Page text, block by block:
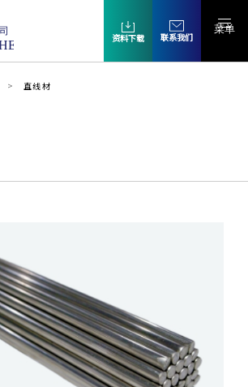
资料下载 联系我们
菜单
直线材